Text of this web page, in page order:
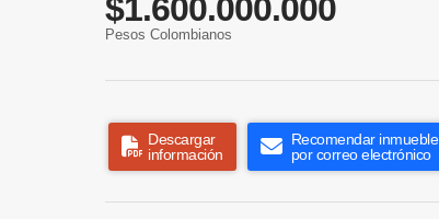
$1.600.000.000
Pesos Colombianos
Descargar
información
Recomendar inmueble
por correo electrónico